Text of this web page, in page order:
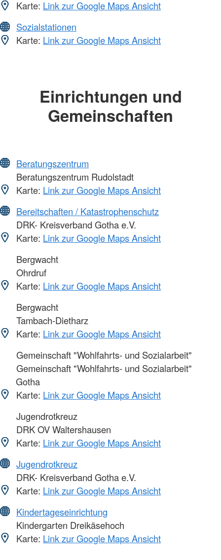
Karte: Link zur Google Maps Ansicht
Sozialstationen
Karte: Link zur Google Maps Ansicht
Einrichtungen und
Gemeinschaften
Beratungszentrum
Beratungszentrum Rudolstadt
Karte: Link zur Google Maps Ansicht
Bereitschaften / Katastrophenschutz
DRK- Kreisverband Gotha e.V.
Karte: Link zur Google Maps Ansicht
Bergwacht
Ohrdruf
Karte: Link zur Google Maps Ansicht
Bergwacht
Tambach-Dietharz
Karte: Link zur Google Maps Ansicht
Gemeinschaft "Wohlfahrts- und Sozialarbeit"
Gemeinschaft "Wohlfahrts- und Sozialarbeit"
Gotha
Karte: Link zur Google Maps Ansicht
Jugendrotkreuz
DRK OV Waltershausen
Karte: Link zur Google Maps Ansicht
Jugendrotkreuz
DRK- Kreisverband Gotha e.V.
Karte: Link zur Google Maps Ansicht
Kindertageseinrichtung
Kindergarten Dreikäsehoch
Karte: Link zur Google Maps Ansicht